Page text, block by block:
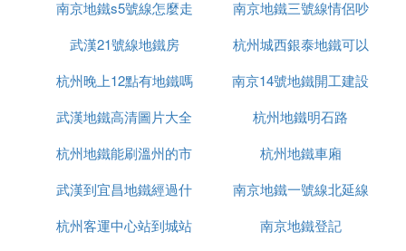
網後，部分站點之間產生了更短的路徑，因此，會使
目前線網部分區間的計費降低。
⑺ 南京地鐵4號線通到仙林湖終點站了嗎
南京地鐵復4號線一期工程於制2017年1月18日開
通，起訖站點為仙林湖——龍江。二期工程為龍江
——珍珠泉，目前已補報十三五
地鐵規劃且得到批
復，已經展開前期工作。三期工程為珍珠泉——南京
劃，最快將於2018年動工建設。
買票
地鐵站在哪裡
南京地鐵s5號線怎麼走
南京地鐵三號線情侶吵
架視頻
武漢21號線地鐵房
杭州城西銀泰地鐵可以
到
杭州晚上12點有地鐵嗎
南京14號地鐵開工建設
武漢地鐵高清圖片大全
圖片大全圖片
杭州地鐵明石路
杭州地鐵能刷溫州的市
民卡嗎
杭州地鐵車廂
武漢到宜昌地鐵經過什
麼地方
南京地鐵一號線北延線
什麼時候通車
杭州客運中心站到城站
南京地鐵登記